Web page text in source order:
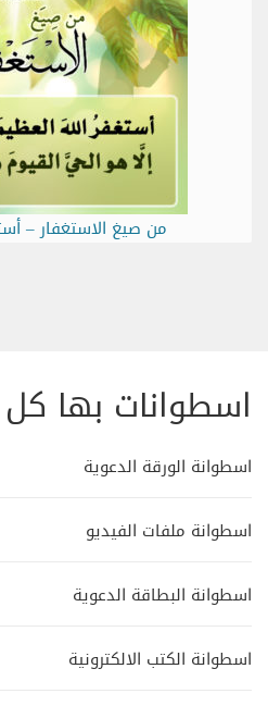
من صيغ الاستغفار –
اسطوانات بها
اسطوانة الورقة الدعوية
اسطوانة ملفات الفيديو
اسطوانة البطاقة الدعوية
اسطوانة الكتب الالكترونية